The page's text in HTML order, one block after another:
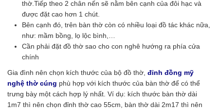
thờ.Tiếp theo 2 chân nến sẽ nằm bên cạnh của đôi hạc và
được đặt cao hơn 1 chút.
Bên cạnh đó, trên bàn thờ còn có nhiều loại đồ tác khác nữa,
như: mầm bồng, lọ lộc bình,…
Cần phải đặt đồ thờ sao cho con nghê hướng ra phía cửa
chính
Gia đình nên chọn kích thước của bộ đồ thờ, đỉnh đồng mỹ
nghệ thờ cúng phù hợp với kích thước của bàn thờ để có thể
trưng bày một cách hợp lý nhất. Ví dụ: kích thước bàn thờ dài
1m7 thì nên chọn đỉnh thờ cao 55cm, bàn thờ dài 2m17 thì nên